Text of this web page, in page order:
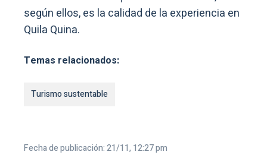
según ellos, es la calidad de la experiencia en
Quila Quina.
Temas relacionados:
Turismo sustentable
Fecha de publicación: 21/11, 12:27 pm